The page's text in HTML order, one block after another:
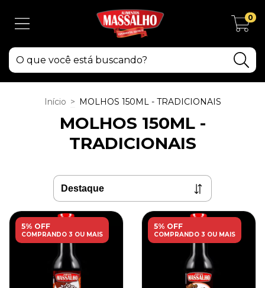
0
Início > MOLHOS 150ML - TRADICIONAIS
MOLHOS 150ML -
TRADICIONAIS
5% OFF
COMPRANDO 3 OU MAIS
5% OFF
COMPRANDO 3 OU MAIS